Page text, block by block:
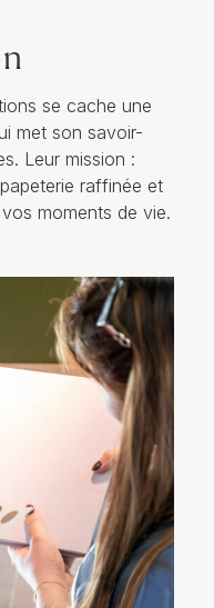
se cache une
met son savoir-
Leur mission :
raffinée et
moments de vie.